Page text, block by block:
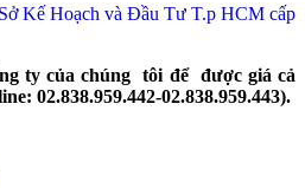
Kế Hoạch và Đầu Tư T.p HCM cấp
ty của chúng tôi để được giá cả
02.838.959.442-02.838.959.443).